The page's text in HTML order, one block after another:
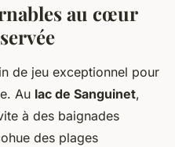
au cœur
de jeu exceptionnel pour
Au lac de Sanguinet,
à des baignades
des plages